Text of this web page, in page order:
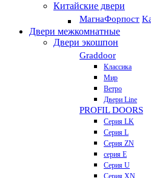
Китайские двери
МагнаФорпост
Двери межкомнатные
Двери экошпон
Graddoor
Классика
Мир
Ветро
Двери Line
PROFIL DOORS
Серия LK
Серия L
Серия ZN
серия E
Серия U
Серия XN